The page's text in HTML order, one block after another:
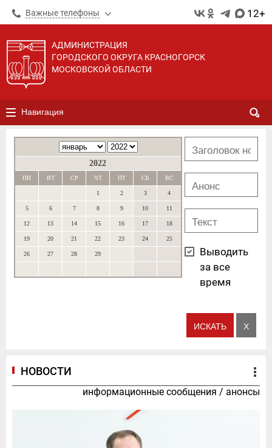
Важные телефоны 12+
АДМИНИСТРАЦИЯ
ГОРОДСКОГО ОКРУГА КРАСНОГОРСК
МОСКОВСКОЙ ОБЛАСТИ
Навигация
2022
ПН ВТ СР ЧТ ПТ СБ ВС
1 2 3 4
5 6 7 8 9 10 11
12 13 14 15 16 17 18
19 20 21 22 23 24 25
26 27 28 29
Выводить
за все
время
НОВОСТИ
информационные сообщения / анонсы